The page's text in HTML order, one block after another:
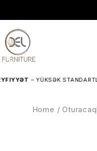
– YÜKSƏK
Home /